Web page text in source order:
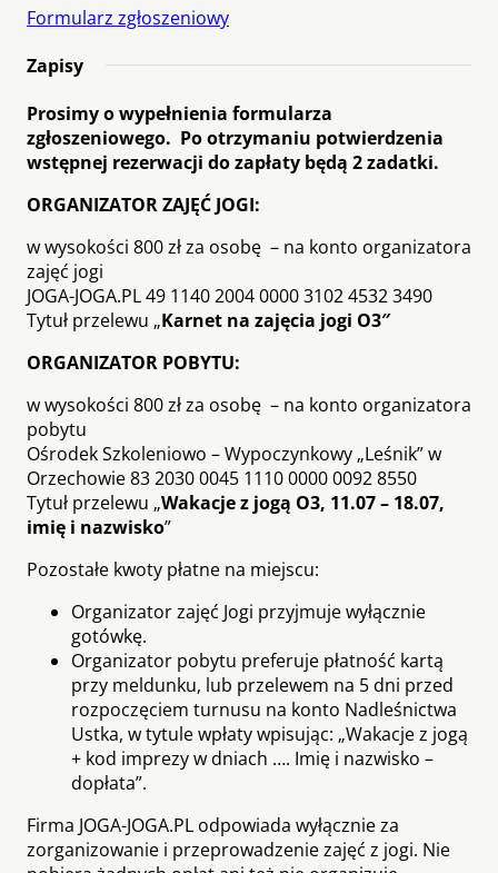
Formularz zgłoszeniowy
Zapisy
Prosimy o wypełnienia formularza
zgłoszeniowego. Po otrzymaniu potwierdzenia
wstępnej rezerwacji do zapłaty będą 2 zadatki.
ORGANIZATOR ZAJĘĆ JOGI:
w wysokości 800 zł za osobę – na konto organizatora
zajęć jogi
JOGA-JOGA.PL 49 1140 2004 0000 3102 4532 3490
Tytuł przelewu „Karnet na zajęcia jogi O3″
ORGANIZATOR POBYTU:
w wysokości 800 zł za osobę – na konto organizatora
pobytu
Ośrodek Szkoleniowo – Wypoczynkowy „Leśnik” w
Orzechowie 83 2030 0045 1110 0000 0092 8550
Tytuł przelewu „Wakacje z jogą O3, 11.07 – 18.07,
imię i nazwisko”
Pozostałe kwoty płatne na miejscu:
Organizator zajęć Jogi przyjmuje wyłącznie
gotówkę.
Organizator pobytu preferuje płatność kartą
przy meldunku, lub przelewem na 5 dni przed
rozpoczęciem turnusu na konto Nadleśnictwa
Ustka, w tytule wpłaty wpisując: „Wakacje z jogą
+ kod imprezy w dniach …. Imię i nazwisko –
dopłata”.
Firma JOGA-JOGA.PL odpowiada wyłącznie za
zorganizowanie i przeprowadzenie zajęć z jogi. Nie